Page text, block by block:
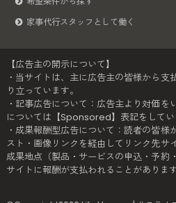
家事代行スタッフとして働く
【広告主の開示について】
・当サイトは、主に広告主の皆様から
り立っています。
・記事広告について：広告主より対価
については【Sponsored】表記をしてい
・成果報酬型広告について：読者の皆
スト・画像リンクを経由してリンク先サ
成果地点（製品・サービスの申込・予約
サイトに報酬が支払われることがあります